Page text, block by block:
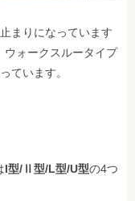
まりになっています
ウォークスルータイプ
ています。
I型/Ⅱ型/L型/U型の4つ